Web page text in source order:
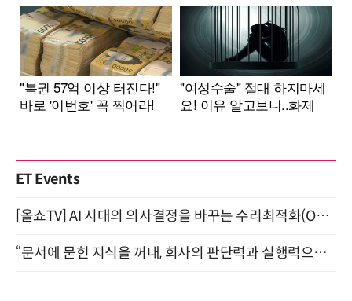
ET Events
[올쇼TV] AI 시대의 의사결정을 바꾸는 수리최적화(Optimization) 소개 (8/20 생방송)
“문서에 묻힌 지식을 꺼내, 회사의 판단력과 실행력으로 바꾸다” (8/20)